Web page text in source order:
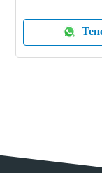
отливают в
пылесоса
прессформа